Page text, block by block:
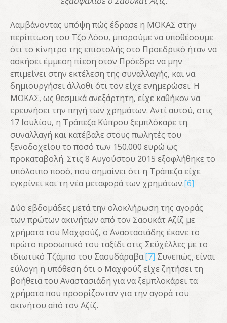
Λαμβάνοντας υπόψη πώς έδρασε η ΜΟΚΑΣ στην
περίπτωση του Τζο Λόου, μπορούμε να υποθέσουμε
ότι το κίνητρο της επιστολής στο Προεδρικό ήταν να
ασκήσει έμμεση πίεση στον Πρόεδρο να μην
επιμείνει στην εκτέλεση της συναλλαγής, και να
δημιουργήσει άλλοθι ότι τον είχε ενημερώσει. Η
ΜΟΚΑΣ, ως θεσμικά ανεξάρτητη, είχε καθήκον να
ερευνήσει την πηγή των χρημάτων. Αντί αυτού, στις
17 Ιουλίου, η Τράπεζα Κύπρου ξεμπλόκαρε τη
συναλλαγή και κατέβαλε στους πωλητές του
ξενοδοχείου το ποσό των 150.000 ευρώ ως
προκαταβολή. Στις 8 Αυγούστου 2015 εξοφλήθηκε το
υπόλοιπο ποσό, που σημαίνει ότι η Τράπεζα είχε
εγκρίνει και τη νέα μεταφορά των χρημάτων.[6]
Δύο εβδομάδες μετά την ολοκλήρωση της αγοράς
των πρώτων ακινήτων από τον Σαουκάτ Αζίζ με
χρήματα του Μαχφούζ, ο Αναστασιάδης έκανε το
πρώτο προσωπικό του ταξίδι στις Σεϋχέλλες με το
ιδιωτικό Τζάμπο του Σαουδάραβα.[7] Συνεπώς, είναι
εύλογη η υπόθεση ότι ο Μαχφούζ είχε ζητήσει τη
βοήθεια του Αναστασιάδη για να ξεμπλοκάρει τα
χρήματα που προορίζονταν για την αγορά του
ακινήτου από τον Αζίζ.